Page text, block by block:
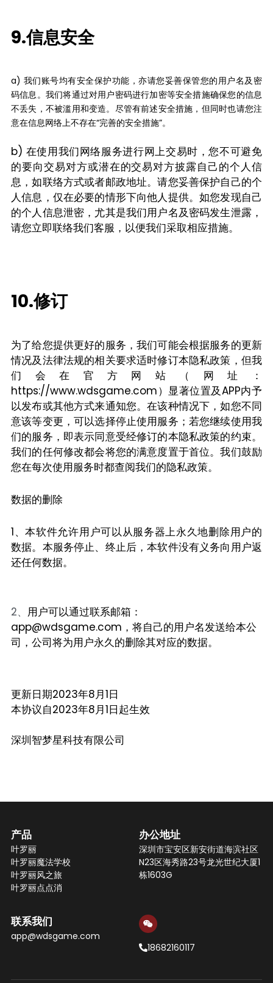
9.信息安全
a) 我们账号均有安全保护功能，亦请您妥善保管您的用户名及密
码信息。我们将通过对用户密码进行加密等安全措施确保您的信息
不丢失，不被滥用和变造。尽管有前述安全措施，但同时也请您注
意在信息网络上不存在“完善的安全措施”。
b) 在使用我们网络服务进行网上交易时，您不可避免
的要向交易对方或潜在的交易对方披露自己的个人信
息，如联络方式或者邮政地址。请您妥善保护自己的个
人信息，仅在必要的情形下向他人提供。如您发现自己
的个人信息泄密，尤其是我们用户名及密码发生泄露，
请您立即联络我们客服，以便我们采取相应措施。
10.修订
为了给您提供更好的服务，我们可能会根据服务的更新
情况及法律法规的相关要求适时修订本隐私政策，但我
们会在官方网站（网址：
https://www.wdsgame.com）显著位置及APP内予
以发布或其他方式来通知您。在该种情况下，如您不同
意该等变更，可以选择停止使用服务；若您继续使用我
们的服务，即表示同意受经修订的本隐私政策的约束。
我们的任何修改都会将您的满意度置于首位。我们鼓励
您在每次使用服务时都查阅我们的隐私政策。
数据的删除
1、本软件允许用户可以从服务器上永久地删除用户的
数据。本服务停止、终止后，本软件没有义务向用户返
还任何数据。
2、 用户可以通过联系邮箱：
app@wdsgame.com，将自己的用户名发送给本公
司，公司将为用户永久的删除其对应的数据。
更新日期2023年8月1日
本协议自2023年8月1日起生效
深圳智梦星科技有限公司
产品
叶罗丽
叶罗丽魔法学校
叶罗丽风之旅
叶罗丽点点消
办公地址
深圳市宝安区新安街道海滨社区
N23区海秀路23号龙光世纪大厦1
栋1603G
联系我们
app@wdsgame.com
18682160117